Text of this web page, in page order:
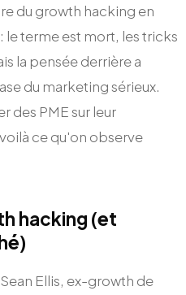
du growth hacking en
le terme est mort, les tricks
la pensée derrière a
du marketing sérieux.
des PME sur leur
ce qu'on observe
hacking (et
Ellis, ex-growth de